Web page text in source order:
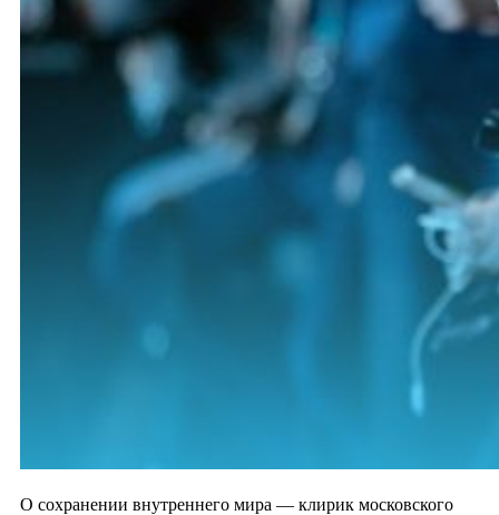
О сохранении внутреннего мира — клирик московского